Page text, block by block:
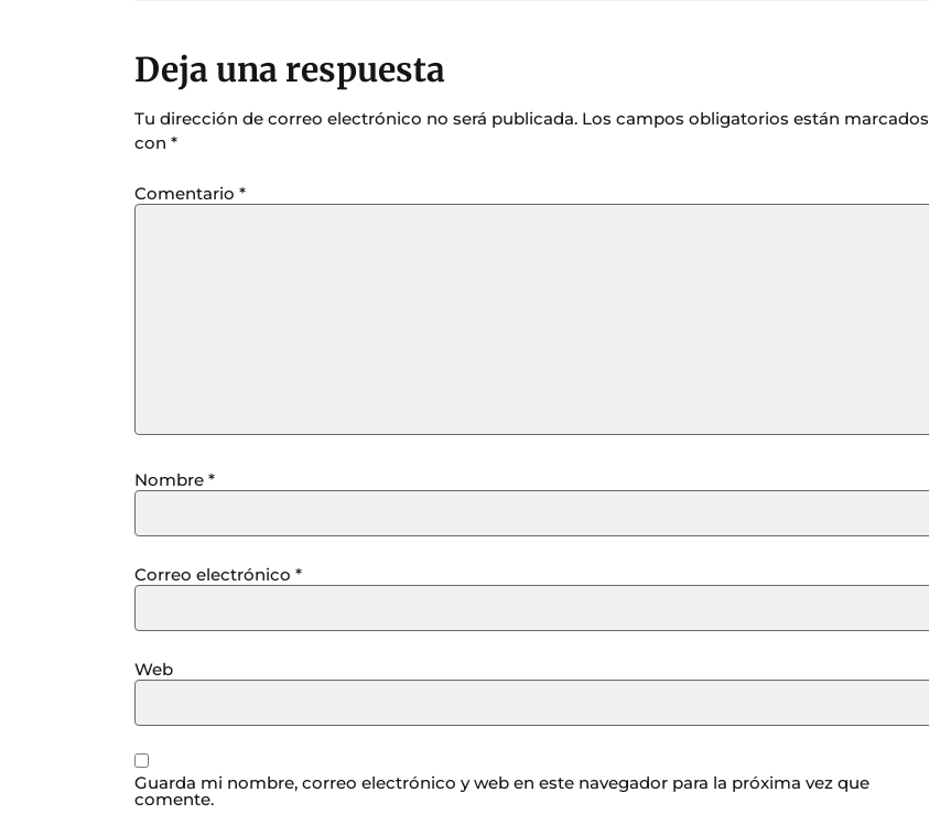
Deja una respuesta
Tu dirección de correo electrónico no será publicada. Los campos obligatorios están marcados
con *
Comentario *
Nombre *
Correo electrónico *
Web
Guarda mi nombre, correo electrónico y web en este navegador para la próxima vez que
comente.